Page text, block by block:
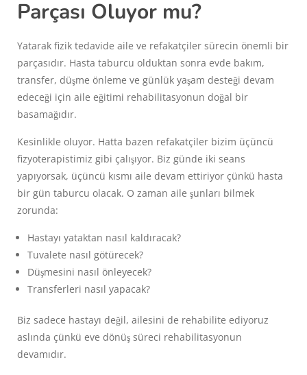
Parçası Oluyor mu?
Yatarak fizik tedavide aile ve refakatçiler sürecin önemli bir
parçasıdır. Hasta taburcu olduktan sonra evde bakım,
transfer, düşme önleme ve günlük yaşam desteği devam
edeceği için aile eğitimi rehabilitasyonun doğal bir
basamağıdır.
Kesinlikle oluyor. Hatta bazen refakatçiler bizim üçüncü
fizyoterapistimiz gibi çalışıyor. Biz günde iki seans
yapıyorsak, üçüncü kısmı aile devam ettiriyor çünkü hasta
bir gün taburcu olacak. O zaman aile şunları bilmek
zorunda:
Hastayı yataktan nasıl kaldıracak?
Tuvalete nasıl götürecek?
Düşmesini nasıl önleyecek?
Transferleri nasıl yapacak?
Biz sadece hastayı değil, ailesini de rehabilite ediyoruz
aslında çünkü eve dönüş süreci rehabilitasyonun
devamıdır.